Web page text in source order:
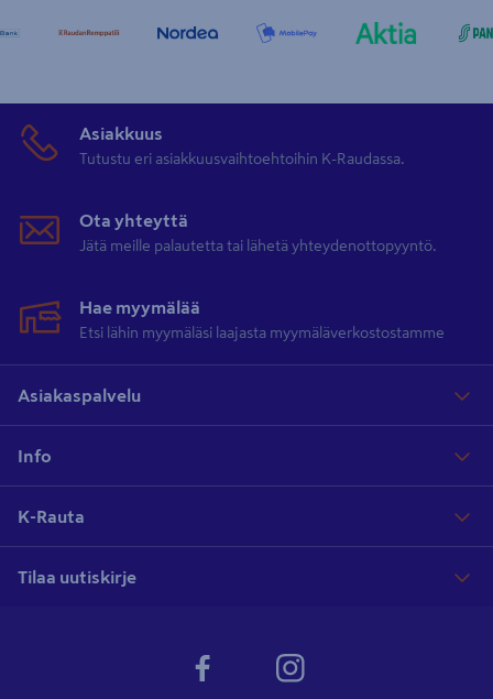
Asiakkuus
Tutustu eri asiakkuusvaihtoehtoihin K-Raudassa.
Ota yhteyttä
Jätä meille palautetta tai lähetä yhteydenottopyyntö.
Hae myymälää
Etsi lähin myymäläsi laajasta myymäläverkostostamme
Asiakaspalvelu
Info
K-Rauta
Tilaa uutiskirje